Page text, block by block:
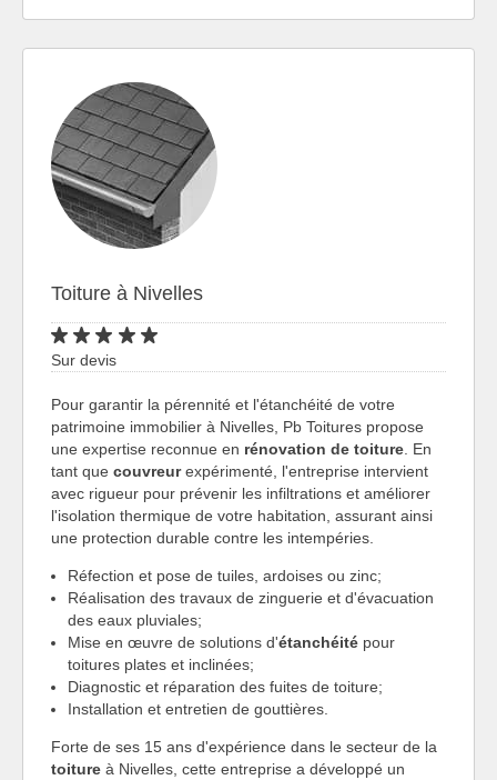
Toiture à Nivelles
Sur devis
Pour garantir la pérennité et l'étanchéité de votre
patrimoine immobilier à Nivelles, Pb Toitures propose
une expertise reconnue en rénovation de toiture . En
tant que couvreurexpérimenté, l'entreprise intervient
avec rigueur pour prévenir les infiltrations et améliorer
l'isolation thermique de votre habitation, assurant ainsi
une protection durable contre les intempéries.
Réfection et pose de tuiles, ardoises ou zinc;
Réalisation des travaux de zinguerie et d'évacuation
des eaux pluviales;
Mise en œuvre de solutions d'étanchéité pour
toitures plates et inclinées;
Diagnostic et réparation des fuites de toiture;
Installation et entretien de gouttières.
Forte de ses 15 ans d'expérience dans le secteur de la
toiture à Nivelles, cette entreprise a développé un